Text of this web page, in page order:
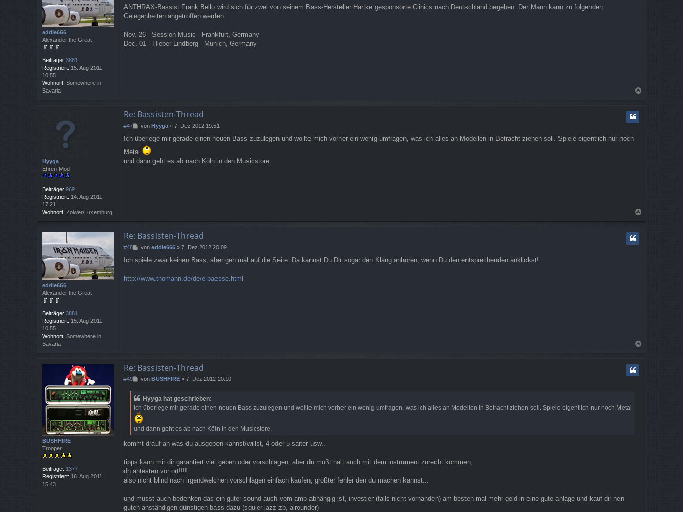
eddie666
Alexander the Great
Beiträge: 3881
Registriert: 15. Aug 2011
10:55
Wohnort: Somewhere in
Bavaria
t
a
ANTHRAX-Bassist Frank Bello wird sich für zwei von seinem Bass-Hersteller Hartke gesponsorte Clinics nach Deutschland begeben. Der Mann kann zu folgenden
Gelegenheiten angetroffen werden:
Nov. 26 - Session Music - Frankfurt, Germany
Dec. 01 - Hieber Lindberg - Munich, Germany
a
Hyyga
Ehren-Mod
Beiträge: 969
Registriert: 14. Aug 2011
17:21
Wohnort: Zolwer/Luxemburg
Re: Bassisten-Thread
#47
B
i
t
r
a
von Hyyga» 7. Dez 2012 19:51
Ich überlege mir gerade einen neuen Bass zuzulegen und wollte mich vorher ein wenig umfragen, was ich alles an Modellen in Betracht ziehen soll. Spiele eigentlich nur noch
Metal
und dann geht es ab nach Köln in den Musicstore.
eddie666
Alexander the Great
Beiträge: 3881
Registriert: 15. Aug 2011
10:55
Wohnort: Somewhere in
Bavaria
Re: Bassisten-Thread
#48
B
i
r
von eddie666» 7. Dez 2012 20:09
Ich spiele zwar keinen Bass, aber geh mal auf die Seite. Da kannst Du Dir sogar den Klang anhören, wenn Du den entsprechenden anklickst!
http://www.thomann.de/de/e-baesse.html
a
BUSHFIRE
Trooper
Beiträge: 1377
Registriert: 16. Aug 2011
15:43
Re: Bassisten-Thread
#49
B
t
r
a
g
von BUSHFIRE» 7. Dez 2012 20:10
Hyyga hat geschrieben:
Ich überlege mir gerade einen neuen Bass zuzulegen und wollte mich vorher ein wenig umfragen, was ich alles an Modellen in Betracht ziehen soll. Spiele eigentlich nur noch Metal
und dann geht es ab nach Köln in den Musicstore.
kommt drauf an was du ausgeben kannst/willst, 4 oder 5 saiter usw..
tipps kann mir dir garantiert viel geben oder vorschlagen, aber du mußt halt auch mit dem instrument zurecht kommen,
dh antesten vor ort!!!!
also nicht blind nach irgendwelchen vorschlägen einfach kaufen, größter fehler den du machen kannst...
und musst auch bedenken das ein guter sound auch vom amp abhängig ist, investier (falls nicht vorhanden) am besten mal mehr geld in eine gute anlage und kauf dir nen
guten anständigen günstigen bass dazu (squier jazz zb, alrounder)